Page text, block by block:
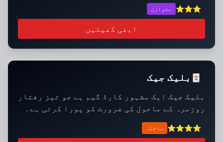
⭐⭐⭐ متوازن
ابھی کھیلیں
🃏 بلیک جیک
بلیک جیک ایک مشہور کارڈ گیم ہے جو تیز رفتار
روزمرہ کے ماحول کی ضرورت کو پورا کرتی ہے۔
⭐⭐⭐⭐ ساختہ